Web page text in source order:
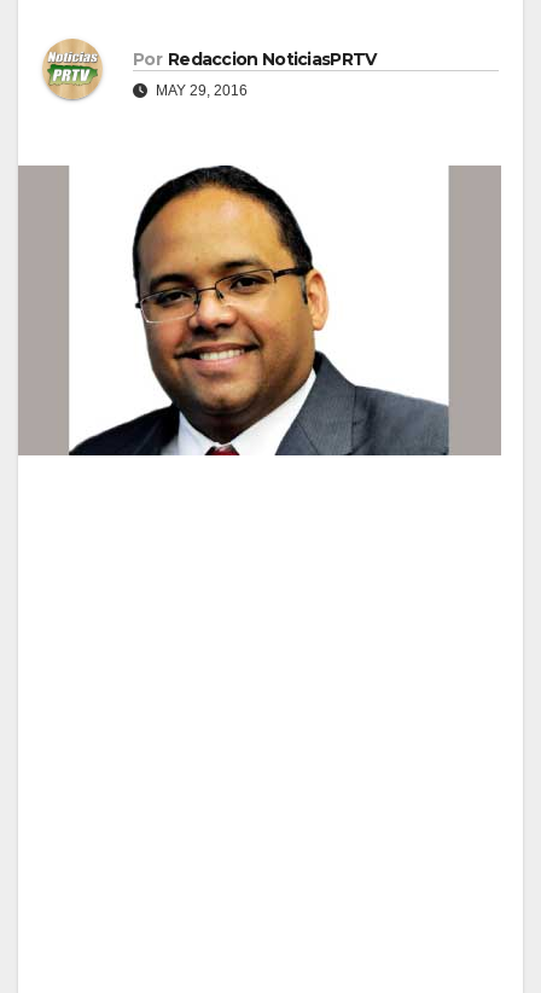
Por Redaccion NoticiasPRTV
MAY 29, 2016